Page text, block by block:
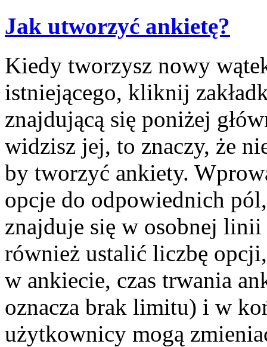
Jak utworzyć ankietę?
Kiedy tworzysz nowy
istniejącego, kliknij
znajdującą się poniżej
widzisz jej, to znaczy, że
by tworzyć ankiety.
opcje do odpowiednich
znajduje się w osobnej
również ustalić liczbę
w ankiecie, czas trwania
oznacza brak limitu) i w
użytkownicy mogą